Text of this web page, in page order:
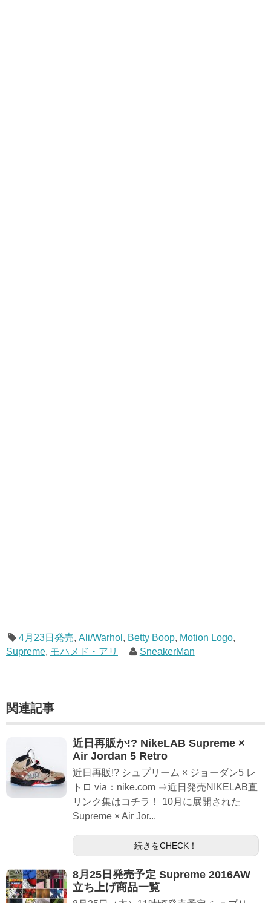
4月23日発売, Ali/Warhol , Betty Boop, Motion Logo,
Supreme, モハメド・アリ SneakerMan
関連記事
近日再販か!? NikeLAB Supreme ×
Air Jordan 5 Retro
近日再販!? シュプリーム × ジョーダン5 レ
トロ via：nike.com ⇒近日発売NIKELAB直
リンク集はコチラ！ 10月に展開された
Supreme × Air Jor...
続きをCHECK！
8月25日発売予定 Supreme 2016AW
立ち上げ商品一覧